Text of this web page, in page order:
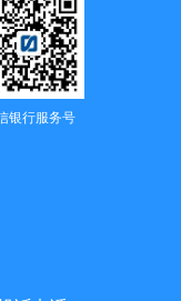
银行服务号